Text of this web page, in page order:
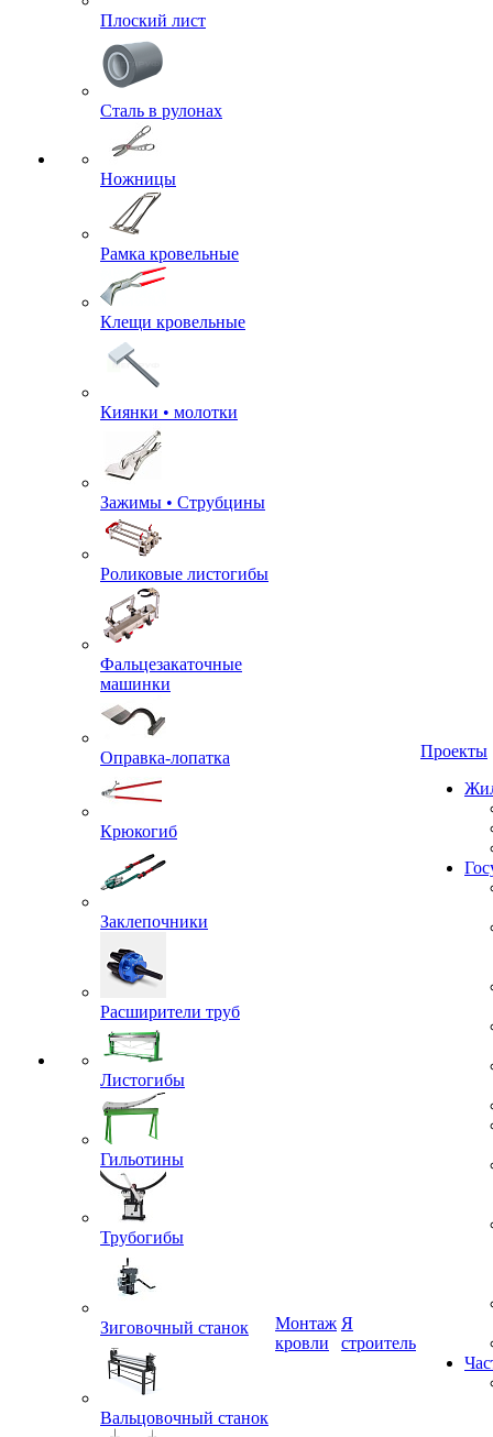
Плоский лист
Сталь в рулонах
Ножницы
Рамка кровельные
Клещи кровельные
Киянки • молотки
Зажимы • Струбцины
Роликовые листогибы
Фальцезакаточные
машинки
Оправка-лопатка
Крюкогиб
Заклепочники
Расширители труб
Листогибы
Гильотины
Трубогибы
Зиговочный станок
Вальцовочный станок
кровли
строитель